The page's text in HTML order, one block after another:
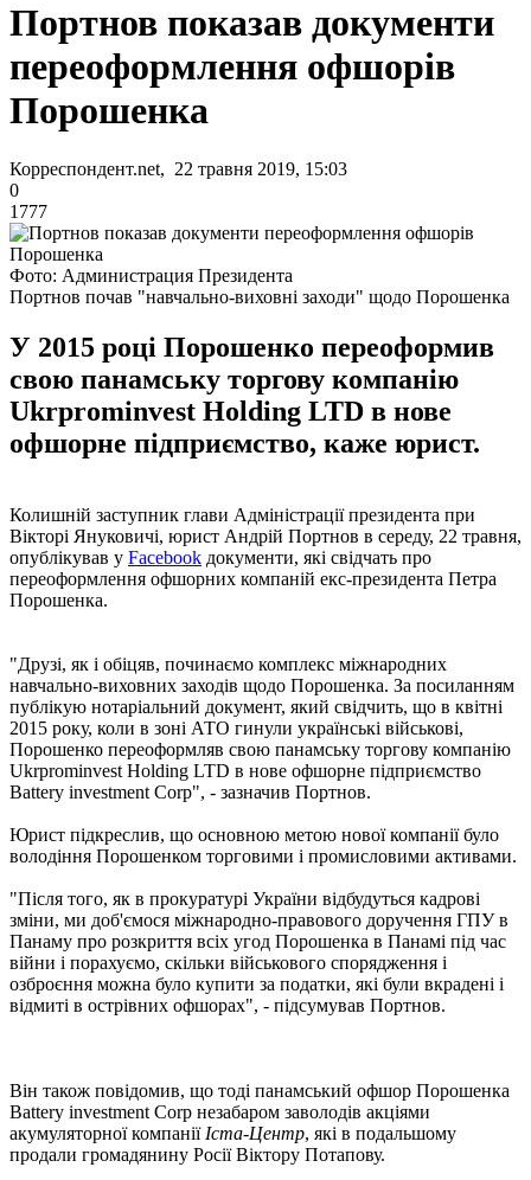
Портнов показав документи
переоформлення офшорів
Порошенка
Корреспондент.net, 22 травня 2019, 15:03
0
1777
Фото: Администрация Президента
Портнов почав "навчально-виховні заходи" щодо Порошенка
У 2015 році Порошенко переоформив
свою панамську торгову компанію
Ukrprominvest Holding LTD в нове
офшорне підприємство, каже юрист.
Колишній заступник глави Адміністрації президента при
Вікторі Януковичі, юрист Андрій Портнов в середу, 22 травня,
опублікував у Facebook документи, які свідчать про
переоформлення офшорних компаній екс-президента Петра
Порошенка.
"Друзі, як і обіцяв, починаємо комплекс міжнародних
навчально-виховних заходів щодо Порошенка. За посиланням
публікую нотаріальний документ, який свідчить, що в квітні
2015 року, коли в зоні АТО гинули українські військові,
Порошенко переоформляв свою панамську торгову компанію
Ukrprominvest Holding LTD в нове офшорне підприємство
Battery investment Corp", - зазначив Портнов.
Юрист підкреслив, що основною метою нової компанії було
володіння Порошенком торговими і промисловими активами.
"Після того, як в прокуратурі України відбудуться кадрові
зміни, ми доб'ємося міжнародно-правового доручення ГПУ в
Панаму про розкриття всіх угод Порошенка в Панамі під час
війни і порахуємо, скільки військового спорядження і
озброєння можна було купити за податки, які були вкрадені і
відмиті в острівних офшорах", - підсумував Портнов.
Він також повідомив, що тоді панамський офшор Порошенка
Battery investment Corp незабаром заволодів акціями
акумуляторної компанії Іста-Центр, які в подальшому
продали громадянину Росії Віктору Потапову.